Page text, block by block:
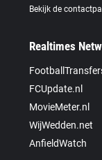
Bekijk de
Realtimes
FCUpdate.nl
MovieMeter.nl
WijWedden.net
AnfieldWatch